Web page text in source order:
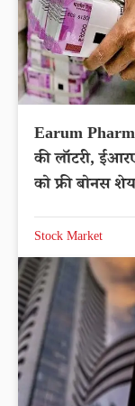
Earum
की लॉटरी,
को फ्री बोनस
Stock Market